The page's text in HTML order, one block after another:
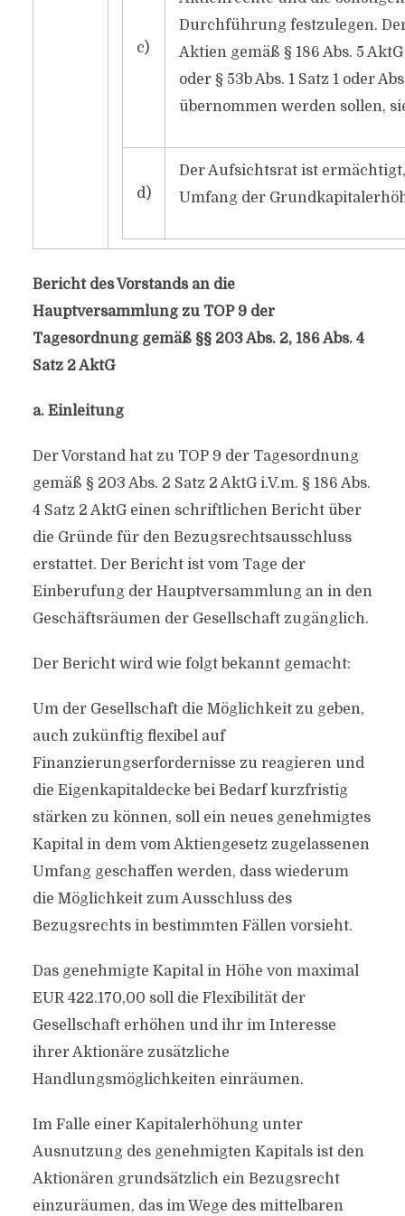
c)
Durchführung festzulegen.
Aktien gemäß § 186 Abs. 5
oder § 53b Abs. 1 Satz 1 oder
übernommen werden sollen,
d)
Der Aufsichtsrat ist
Umfang der
Bericht des Vorstands an die
Hauptversammlung zu TOP 9 der
Tagesordnung gemäß §§ 203 Abs. 2, 186 Abs. 4
Satz 2 AktG
a. Einleitung
Der Vorstand hat zu TOP 9 der Tagesordnung
gemäß § 203 Abs. 2 Satz 2 AktG i.V.m. § 186 Abs.
4 Satz 2 AktG einen schriftlichen Bericht über
die Gründe für den Bezugsrechtsausschluss
erstattet. Der Bericht ist vom Tage der
Einberufung der Hauptversammlung an in den
Geschäftsräumen der Gesellschaft zugänglich.
Der Bericht wird wie folgt bekannt gemacht:
Um der Gesellschaft die Möglichkeit zu geben,
auch zukünftig flexibel auf
Finanzierungserfordernisse zu reagieren und
die Eigenkapitaldecke bei Bedarf kurzfristig
stärken zu können, soll ein neues genehmigtes
Kapital in dem vom Aktiengesetz zugelassenen
Umfang geschaffen werden, dass wiederum
die Möglichkeit zum Ausschluss des
Bezugsrechts in bestimmten Fällen vorsieht.
Das genehmigte Kapital in Höhe von maximal
EUR 422.170,00 soll die Flexibilität der
Gesellschaft erhöhen und ihr im Interesse
ihrer Aktionäre zusätzliche
Handlungsmöglichkeiten einräumen.
Im Falle einer Kapitalerhöhung unter
Ausnutzung des genehmigten Kapitals ist den
Aktionären grundsätzlich ein Bezugsrecht
einzuräumen, das im Wege des mittelbaren